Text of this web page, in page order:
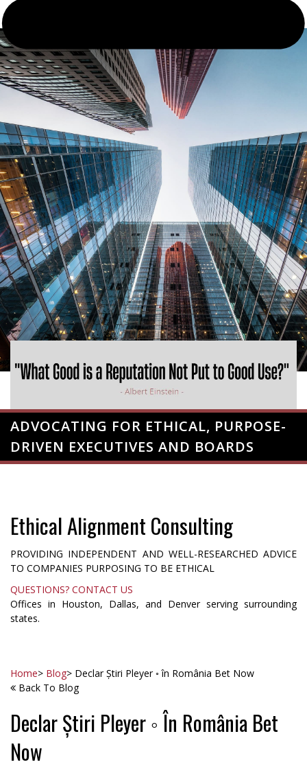
ADVOCATING FOR ETHICAL, PURPOSE-
DRIVEN EXECUTIVES AND BOARDS
Ethical Alignment Consulting
PROVIDING INDEPENDENT AND WELL-RESEARCHED ADVICE
TO COMPANIES PURPOSING TO BE ETHICAL
QUESTIONS? CONTACT US
Offices in Houston, Dallas, and Denver serving surrounding
states.
Home> Blog> Declar Știri Pleyer ◦ în România Bet Now
Back To Blog
Declar Știri Pleyer ◦ În România Bet
Now